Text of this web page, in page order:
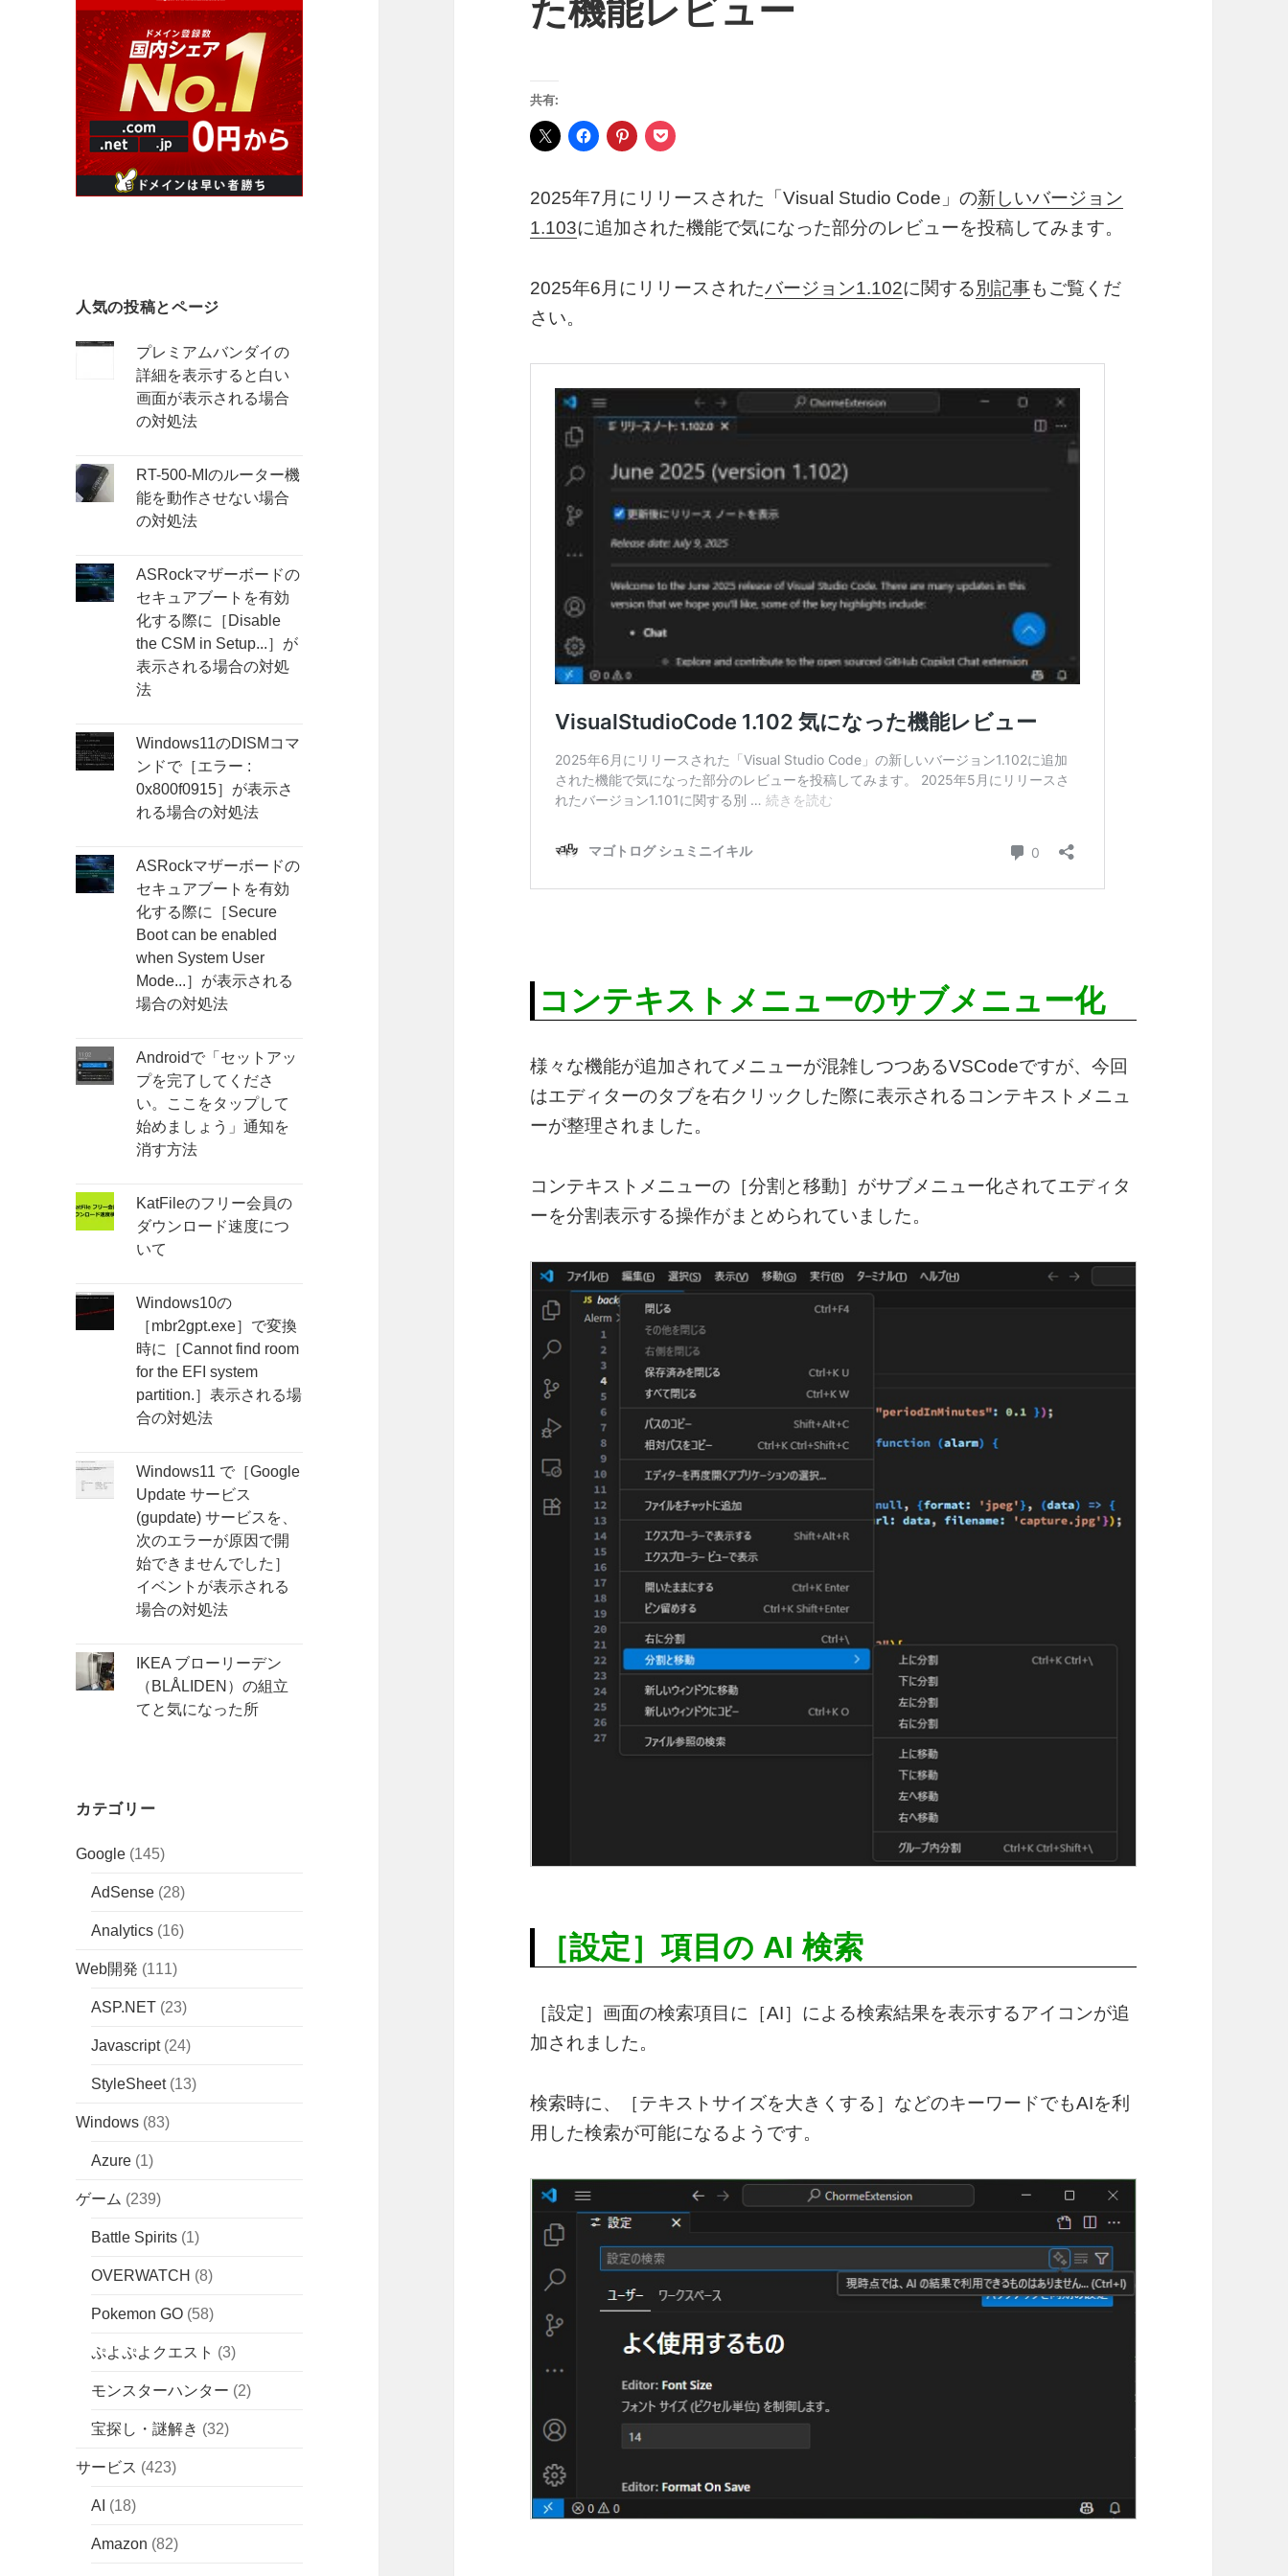
人気の投稿とページ
プレミアムバンダイの
詳細を表示すると白い
画面が表示される場合
の対処法
RT-500-MIのルーター機
能を動作させない場合
の対処法
ASRockマザーボードの
セキュアブートを有効
化する際に［Disable
the CSM in Setup...］が
表示される場合の対処
法
Windows11のDISMコマ
ンドで［エラー :
0x800f0915］が表示さ
れる場合の対処法
ASRockマザーボードの
セキュアブートを有効
化する際に［Secure
Boot can be enabled
when System User
Mode...］が表示される
場合の対処法
Androidで「セットアッ
プを完了してくださ
い。ここをタップして
始めましょう」通知を
消す方法
KatFileのフリー会員の
ダウンロード速度につ
いて
Windows10の
［mbr2gpt.exe］で変換
時に［Cannot find room
for the EFI system
partition.］表示される場
合の対処法
Windows11 で［Google
Update サービス
(gupdate) サービスを、
次のエラーが原因で開
始できませんでした］
イベントが表示される
場合の対処法
IKEA ブローリーデン
（BLÅLIDEN）の組立
てと気になった所
カテゴリー
Google (145)
AdSense (28)
Analytics (16)
Web開発 (111)
ASP.NET (23)
Javascript(24)
StyleSheet(13)
Windows (83)
Azure (1)
ゲーム (239)
Battle Spirits (1)
OVERWATCH (8)
Pokemon GO (58)
ぷよぷよクエスト (3)
モンスターハンター (2)
宝探し・謎解き (32)
サービス (423)
AI (18)
Amazon (82)
た機能レビュー
共有:
2025年7月にリリースされた「Visual Studio Code」の新しいバージョン
1.103に追加された機能で気になった部分のレビューを投稿してみます。
2025年6月にリリースされたバージョン1.102に関する別記事もご覧くだ
さい。
コンテキストメニューのサブメニュー化
様々な機能が追加されてメニューが混雑しつつあるVSCodeですが、今回
はエディターのタブを右クリックした際に表示されるコンテキストメニュ
ーが整理されました。
コンテキストメニューの［分割と移動］がサブメニュー化されてエディタ
ーを分割表示する操作がまとめられていました。
［設定］項目の AI 検索
［設定］画面の検索項目に［AI］による検索結果を表示するアイコンが追
加されました。
検索時に、［テキストサイズを大きくする］などのキーワードでもAIを利
用した検索が可能になるようです。